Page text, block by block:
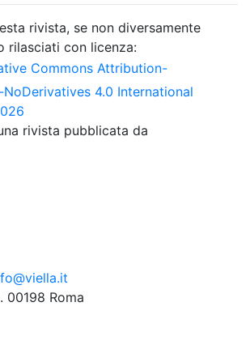
rivista, se non diversamente
rilasciati con licenza:
Commons Attribution-
4.0 International
rivista pubblicata da
00198 Roma